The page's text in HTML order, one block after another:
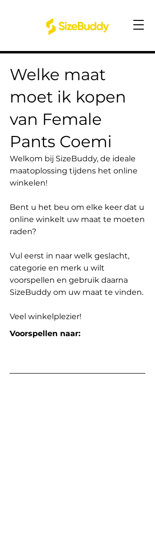
Welke maat
moet ik kopen
van Female
Pants Coemi
Welkom bij SizeBuddy, de ideale
maatoplossing tijdens het online
winkelen!
Bent u het beu om elke keer dat u
online winkelt uw maat te moeten
raden?
Vul eerst in naar welk geslacht,
categorie en merk u wilt
voorspellen en gebruik daarna
SizeBuddy om uw maat te vinden.
Veel winkelplezier!
Voorspellen naar: